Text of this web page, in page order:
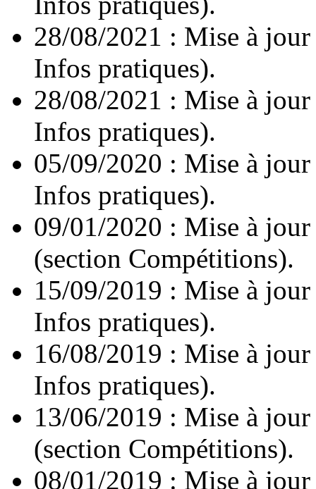
28/08/2021 : Mise à
Infos pratiques).
28/08/2021 : Mise à
Infos pratiques).
05/09/2020 : Mise à
Infos pratiques).
09/01/2020 : Mise à
(section Compétitions).
15/09/2019 : Mise à
Infos pratiques).
16/08/2019 : Mise à
Infos pratiques).
13/06/2019 : Mise à
(section Compétitions).
08/01/2019 : Mise à